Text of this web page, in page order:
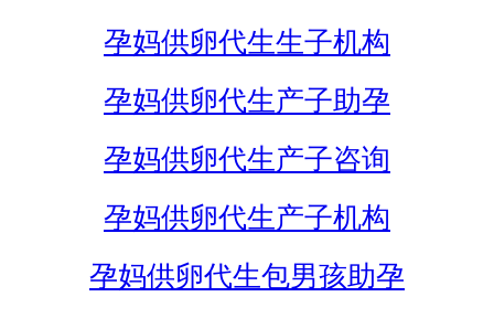
孕妈供卵代生生子机构
孕妈供卵代生产子助孕
孕妈供卵代生产子咨询
孕妈供卵代生产子机构
孕妈供卵代生包男孩助孕